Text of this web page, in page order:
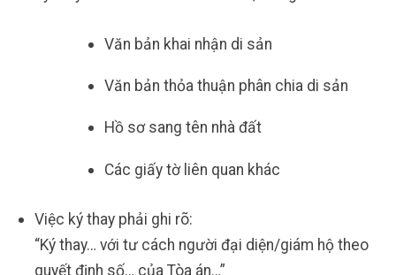
Văn bản khai nhận di sản
Văn bản thỏa thuận phân chia di sản
Hồ sơ sang tên nhà đất
Các giấy tờ liên quan khác
Việc ký thay phải ghi rõ:
“Ký thay… với tư cách người đại diện/giám hộ theo
quyết định số… của Tòa án…”